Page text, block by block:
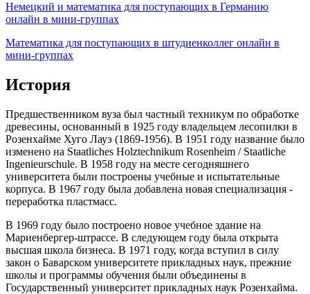
Немецкий и математика для поступающих в Германию
онлайн в мини-группах
Математика для поступающих в штудиенколлег онлайн в
мини-группах
История
Предшественником вуза был частный техникум по обработке
древесины, основанный в 1925 году владельцем лесопилки в
Розенхайме Хуго Лауэ (1869-1956). В 1951 году название было
изменено на Staatliches Holztechnikum Rosenheim / Staatliche
Ingenieurschule. В 1958 году на месте сегодняшнего
университета были построены учебные и испытательные
корпуса. В 1967 году была добавлена новая специализация -
переработка пластмасс.
В 1969 году было построено новое учебное здание на
Мариенбергер-штрассе. В следующем году была открыта
высшая школа бизнеса. В 1971 году, когда вступил в силу
закон о Баварском университете прикладных наук, прежние
школы и программы обучения были объединены в
Государственный университет прикладных наук Розенхайма.